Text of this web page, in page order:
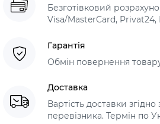
Безготівковий
Visa/MasterCard, Privat24,
Гарантія
Обмін повернення
Доставка
Вартість доставки
перевізника. Термін по